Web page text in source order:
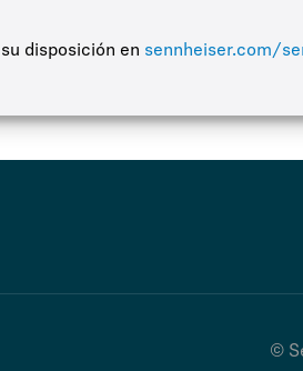
disposición en sennheiser.com/
©